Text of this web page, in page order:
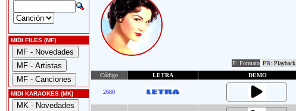
MIDI FILES (MF)
MIDI KARAOKES (MK)
F: Formato PB: Playback
Código
LETRA DEMO
2680